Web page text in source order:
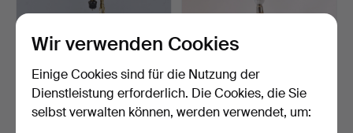
Wir verwenden Cookies
Einige Cookies sind für die Nutzung der
Dienstleistung erforderlich. Die Cookies, die Sie
selbst verwalten können, werden verwendet, um: